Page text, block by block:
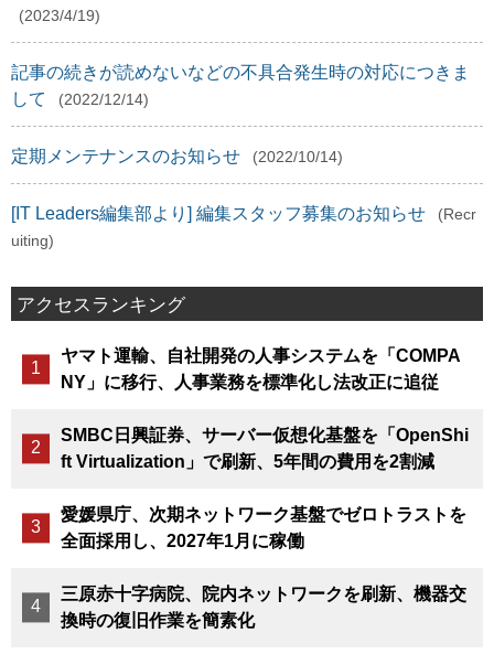
(2023/4/19)
記事の続きが読めないなどの不具合発生時の対応につきま
して
(2022/12/14)
定期メンテナンスのお知らせ (2022/10/14)
[IT Leaders編集部より] 編集スタッフ募集のお知らせ
(Recr
uiting)
アクセスランキング
ヤマト運輸、自社開発の人事システムを「COMPA
NY」に移行、人事業務を標準化し法改正に追従
SMBC日興証券、サーバー仮想化基盤を「OpenShi
ft Virtualization」で刷新、5年間の費用を2割減
愛媛県庁、次期ネットワーク基盤でゼロトラストを
全面採用し、2027年1月に稼働
三原赤十字病院、院内ネットワークを刷新、機器交
換時の復旧作業を簡素化